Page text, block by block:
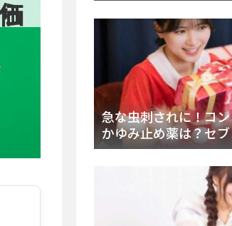
所まとめ
急な虫刺されに！コ
かゆみ止め薬は？セ
ン・ファミマの販売